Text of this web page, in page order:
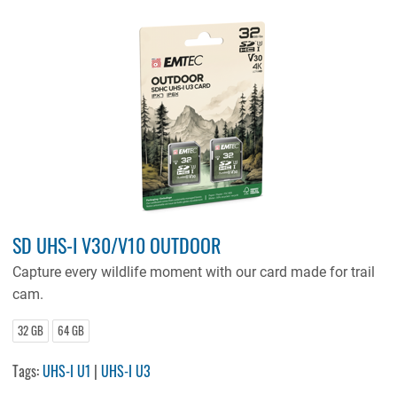
SD UHS-I V30/V10 OUTDOOR
Capture every wildlife moment with our card made for trail
cam.
32 GB 64 GB
Tags:UHS-I U1 |UHS-I U3